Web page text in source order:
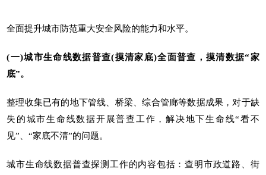
全面提升城市防范重大安全风险的能力和水平。
(一)城市生命线数据普查(摸清家底)全面普查，摸清数据“家
底”。
整理收集已有的地下管线、桥梁、综合管廊等数据成果，对于缺
失的城市生命线数据开展普查工作，解决地下生命线“看不
见”、“家底不清”的问题。
城市生命线数据普查探测工作的内容包括：查明市政道路、街